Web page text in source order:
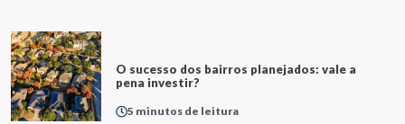
O sucesso dos bairros planejados: vale a
pena investir?
5 minutos de leitura